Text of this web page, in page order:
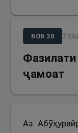
БОБ 20 2
ҷамоат
Аз